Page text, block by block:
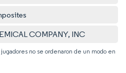
COMPANY, INC
no se ordenaron de un modo en